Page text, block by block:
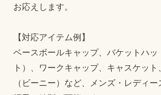
お応えします。
【対応アイテム例】
ベースボールキャップ、バケットハッ
ト）、ワークキャップ、キャスケッ
（ビーニー）など、メンズ・レディ